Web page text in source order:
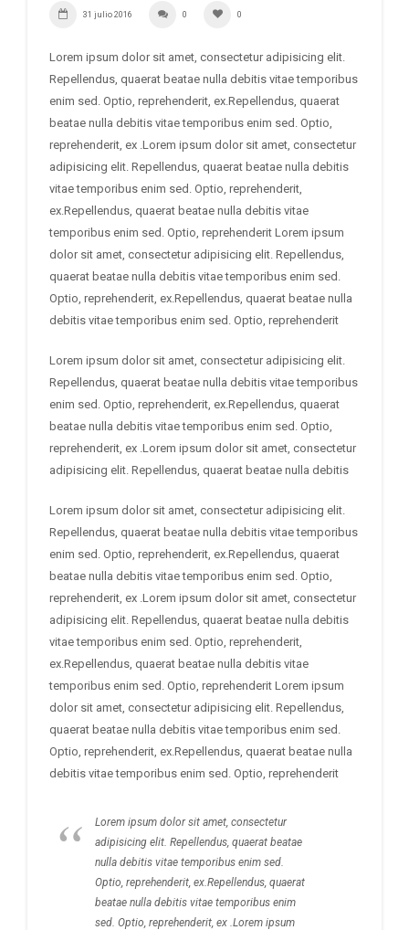
31 julio 2016 0 0
Lorem ipsum dolor sit amet, consectetur adipisicing elit.
Repellendus, quaerat beatae nulla debitis vitae temporibus
enim sed. Optio, reprehenderit, ex.Repellendus, quaerat
beatae nulla debitis vitae temporibus enim sed. Optio,
reprehenderit, ex .Lorem ipsum dolor sit amet, consectetur
adipisicing elit. Repellendus, quaerat beatae nulla debitis
vitae temporibus enim sed. Optio, reprehenderit,
ex.Repellendus, quaerat beatae nulla debitis vitae
temporibus enim sed. Optio, reprehenderit Lorem ipsum
dolor sit amet, consectetur adipisicing elit. Repellendus,
quaerat beatae nulla debitis vitae temporibus enim sed.
Optio, reprehenderit, ex.Repellendus, quaerat beatae nulla
debitis vitae temporibus enim sed. Optio, reprehenderit
Lorem ipsum dolor sit amet, consectetur adipisicing elit.
Repellendus, quaerat beatae nulla debitis vitae temporibus
enim sed. Optio, reprehenderit, ex.Repellendus, quaerat
beatae nulla debitis vitae temporibus enim sed. Optio,
reprehenderit, ex .Lorem ipsum dolor sit amet, consectetur
adipisicing elit. Repellendus, quaerat beatae nulla debitis
Lorem ipsum dolor sit amet, consectetur adipisicing elit.
Repellendus, quaerat beatae nulla debitis vitae temporibus
enim sed. Optio, reprehenderit, ex.Repellendus, quaerat
beatae nulla debitis vitae temporibus enim sed. Optio,
reprehenderit, ex .Lorem ipsum dolor sit amet, consectetur
adipisicing elit. Repellendus, quaerat beatae nulla debitis
vitae temporibus enim sed. Optio, reprehenderit,
ex.Repellendus, quaerat beatae nulla debitis vitae
temporibus enim sed. Optio, reprehenderit Lorem ipsum
dolor sit amet, consectetur adipisicing elit. Repellendus,
quaerat beatae nulla debitis vitae temporibus enim sed.
Optio, reprehenderit, ex.Repellendus, quaerat beatae nulla
debitis vitae temporibus enim sed. Optio, reprehenderit
Lorem ipsum dolor sit amet, consectetur
adipisicing elit. Repellendus, quaerat beatae
nulla debitis vitae temporibus enim sed.
Optio, reprehenderit, ex.Repellendus, quaerat
beatae nulla debitis vitae temporibus enim
sed. Optio, reprehenderit, ex .Lorem ipsum